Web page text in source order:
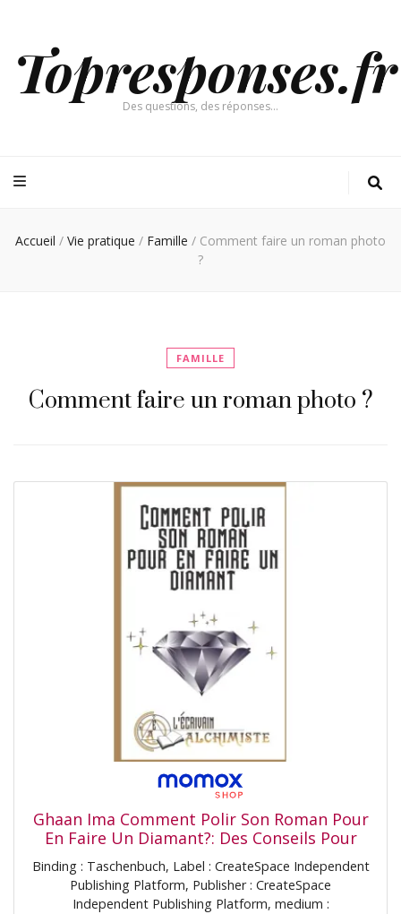
Topresponses.fr
Des questions, des réponses…
Accueil / Vie pratique / Famille / Comment faire un roman photo
?
FAMILLE
Comment faire un roman photo ?
Ghaan Ima Comment Polir Son Roman Pour
En Faire Un Diamant?: Des Conseils Pour
Devenir Ecrivain Et Ecrire Un Roman (Tout
Le Monde Peut Devenir Ecrivain!, Band 1)
Binding : Taschenbuch, Label : CreateSpace Independent
Publishing Platform, Publisher : CreateSpace
Independent Publishing Platform, medium :